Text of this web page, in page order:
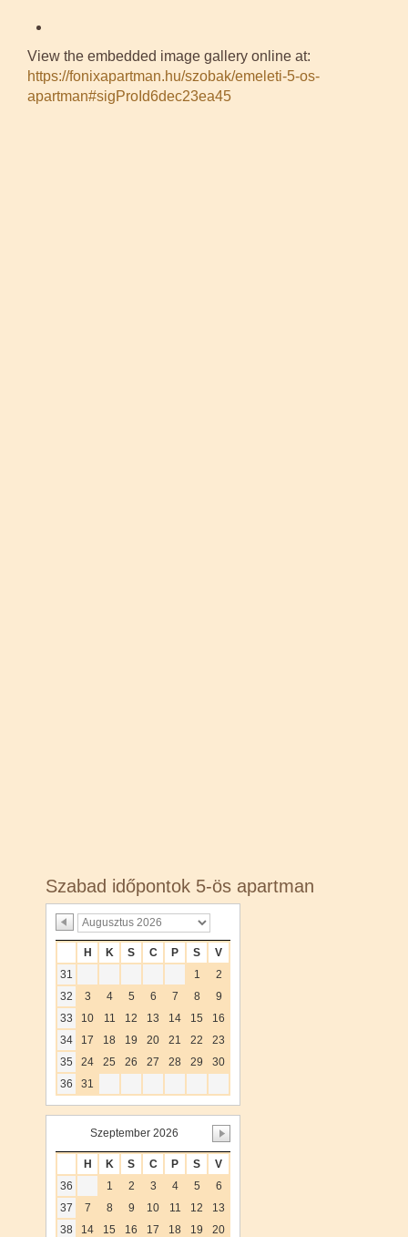
View the embedded image gallery online at:
https://fonixapartman.hu/szobak/emeleti-5-os-
apartman#sigProId6dec23ea45
Szabad időpontok 5-ös apartman
H K S C P S
V
31
1
2
32
3 4 5 6 7 8
9
33
10 11 12 13 14 15
16
34
17 18 19 20 21 22
23
35
24 25 26 27 28 29
30
36
31
Szeptember 2026
H K S C P S
V
36
1 2 3 4 5
6
37
7 8 9 10 11 12
13
38
14 15 16 17 18 19
20